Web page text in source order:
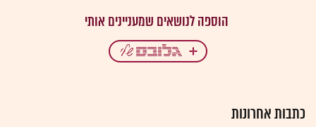
כתבות אחרונות